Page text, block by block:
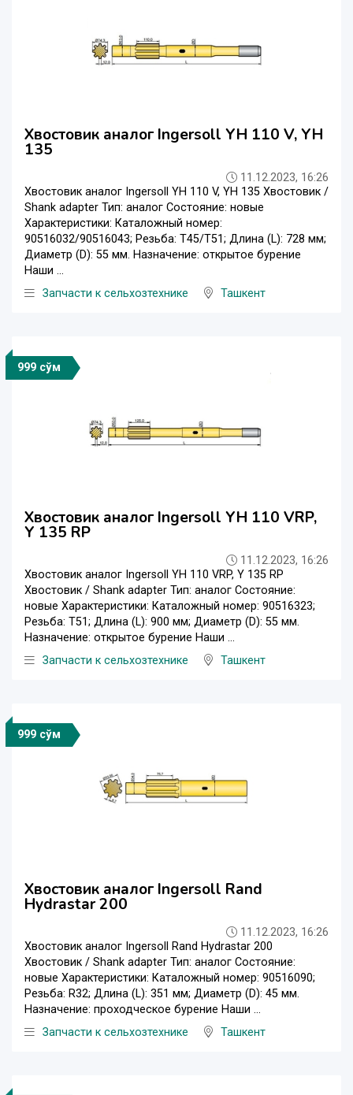
Хвостовик аналог Ingersoll YH 110 V, YH
135
11.12.2023, 16:26
Хвостовик аналог Ingersoll YH 110 V, YH 135 Хвостовик /
Shank adapter Тип: аналог Состояние: новые
Характеристики: Каталожный номер:
90516032/90516043; Резьба: T45/T51; Длина (L): 728 мм;
Диаметр (D): 55 мм. Назначение: открытое бурение
Наши ...
Запчасти к сельхозтехнике
Ташкент
999 сўм
Хвостовик аналог Ingersoll YH 110 VRP,
Y 135 RP
11.12.2023, 16:26
Хвостовик аналог Ingersoll YH 110 VRP, Y 135 RP
Хвостовик / Shank adapter Тип: аналог Состояние:
новые Характеристики: Каталожный номер: 90516323;
Резьба: T51; Длина (L): 900 мм; Диаметр (D): 55 мм.
Назначение: открытое бурение Наши ...
Запчасти к сельхозтехнике
Ташкент
999 сўм
Хвостовик аналог Ingersoll Rand
Hydrastar 200
11.12.2023, 16:26
Хвостовик аналог Ingersoll Rand Hydrastar 200
Хвостовик / Shank adapter Тип: аналог Состояние:
новые Характеристики: Каталожный номер: 90516090;
Резьба: R32; Длина (L): 351 мм; Диаметр (D): 45 мм.
Назначение: проходческое бурение Наши ...
Запчасти к сельхозтехнике
Ташкент